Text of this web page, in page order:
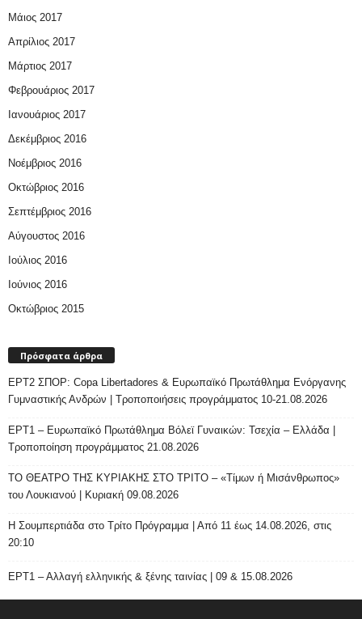
Μάιος 2017
Απρίλιος 2017
Μάρτιος 2017
Φεβρουάριος 2017
Ιανουάριος 2017
Δεκέμβριος 2016
Νοέμβριος 2016
Οκτώβριος 2016
Σεπτέμβριος 2016
Αύγουστος 2016
Ιούλιος 2016
Ιούνιος 2016
Οκτώβριος 2015
Πρόσφατα άρθρα
ΕΡΤ2 ΣΠΟΡ: Copa Libertadores & Ευρωπαϊκό Πρωτάθλημα Ενόργανης
Γυμναστικής Ανδρών | Τροποποιήσεις προγράμματος 10-21.08.2026
ΕΡΤ1 – Ευρωπαϊκό Πρωτάθλημα Βόλεϊ Γυναικών: Τσεχία – Ελλάδα |
Τροποποίηση προγράμματος 21.08.2026
ΤΟ ΘΕΑΤΡΟ ΤΗΣ ΚΥΡΙΑΚΗΣ ΣΤΟ ΤΡΙΤΟ – «Τίμων ή Μισάνθρωπος»
του Λουκιανού | Κυριακή 09.08.2026
H Σουμπερτιάδα στο Τρίτο Πρόγραμμα | Από 11 έως 14.08.2026, στις
20:10
ΕΡΤ1 – Αλλαγή ελληνικής & ξένης ταινίας | 09 & 15.08.2026